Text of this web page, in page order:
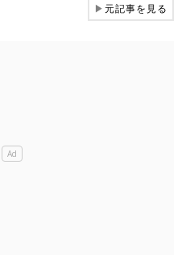
▶元記事を見る